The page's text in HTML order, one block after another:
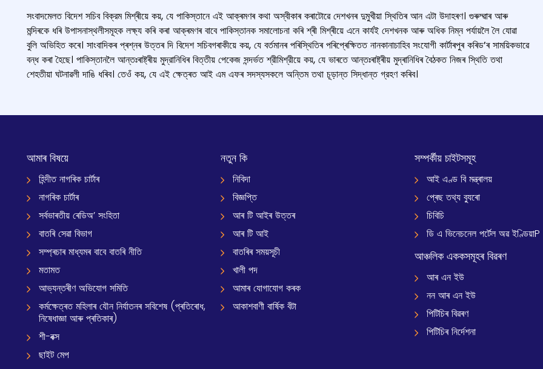
সংবাদমেলত বিদেশ সচিব বিক্রম মিশ্ৰীয়ে কয়, যে পাকিস্তানে এই আক্ৰমণৰ কথা অস্বীকাৰ কৰাটোৱে দেশখনৰ দুমুখীয়া স্থিতিৰ আন এটা উদাহৰণ। গুৰুদ্ৱাৰ আৰু
মন্দিৰকে ধৰি উপাসনাস্থলীসমূহক লক্ষ্য কৰি কৰা আক্ৰমণৰ বাবে পাকিস্তানক সমালোচনা কৰি শ্ৰী মিশ্ৰীয়ে এনে কাৰ্যই দেশখনক আৰু অধিক নিম্ন পর্যায়লৈ লৈ যোৱা
বুলি অভিহিত কৰে। সাংবাদিকৰ প্ৰশ্নৰ উত্তৰ দি বিদেশ সচিবগৰাকীয়ে কয়, যে বর্তমানৰ পৰিস্থিতিৰ পৰিপ্ৰেক্ষিতত নানকানাচাহিব সংযোগী কাৰ্টাৰপুৰ কৰিড’ৰ সাময়িকভাৱে
বন্ধ কৰা হৈছে। পাকিস্তানলৈ আন্তঃৰাষ্ট্ৰীয় মুদ্রানিধিৰ বিত্তীয় পেকেজ সন্দৰ্ভত শ্রীমিশ্রীয়ে কয়, যে ভাৰতে আন্তঃৰাষ্ট্ৰীয় মুদ্ৰানিধিৰ বৈঠকত নিজৰ স্থিতি তথা
শেহতীয়া ঘটনাৱলী দাঙি ধৰিব। তেওঁ কয়, যে এই ক্ষেত্ৰত আই এম এফৰ সদস্যসকলে অন্তিম তথা চূড়ান্ত সিদ্ধান্ত গ্রহণ কৰিব।
আমাৰ বিষয়ে
হিন্দীত নাগৰিক চাৰ্টাৰ
নাগৰিক চাৰ্টাৰ
সৰ্বভাৰতীয় ৰেডিঅ’ সংহিতা
বাতৰি সেৱা বিভাগ
সম্প্ৰচাৰ মাধ্যমৰ বাবে বাতৰি নীতি
মতামত
আভ্যন্তৰীণ অভিযোগ সমিতি
কৰ্মক্ষেত্ৰত মহিলাৰ যৌন নিৰ্যাতনৰ সবিশেষ (প্ৰতিৰোধ,
নিষেধাজ্ঞা আৰু প্ৰতিকাৰ)
শী-বক্স
ছাইট মেপ
নতুন কি
নিবিদা
বিজ্ঞপ্তি
আৰ টি আইৰ উত্তৰ
আৰ টি আই
বাতৰিৰ সময়সূচী
খালী পদ
আমাৰ যোগাযোগ কৰক
আকাশবাণী বাৰ্ষিক বঁটা
সম্পৰ্কীয় চাইটসমূহ
আই এণ্ড বি মন্ত্ৰালয়
প্ৰেছ তথ্য ব্যুৰো
চিবিচি
ডি এ ভিনেচনেল পৰ্টেল অৱ ইণ্ডিয়াP
আঞ্চলিক এককসমূহৰ বিৱৰণ
আৰ এন ইউ
নন আৰ এন ইউ
পিটিচিৰ বিৱৰণ
পিটিচিৰ নিৰ্দেশনা